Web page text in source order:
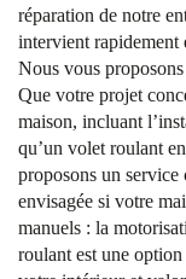
réparation de notre
intervient rapidement
Nous vous
Que votre projet
maison, incluant
qu’un volet roulant
proposons un
envisagée si votre
manuels : la
roulant est une